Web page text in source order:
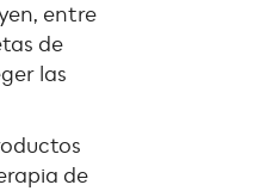
entre
de
las
de